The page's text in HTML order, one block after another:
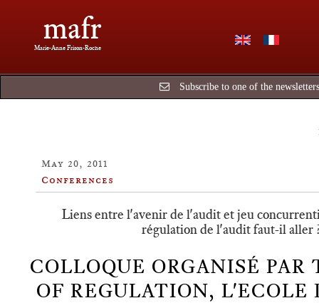
mafr
Marie-Anne Frison-Roche
Subscribe to one of the newsletters
May 20, 2011
Conferences
Liens entre l'avenir de l'audit et jeu
régulation de l'audit faut-il aller
COLLOQUE ORGANISÉ PAR
OF REGULATION, L'ECOLE